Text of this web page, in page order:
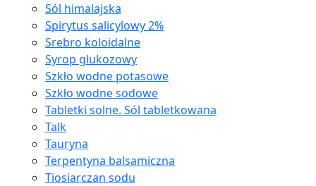
Sól himalajska
Spirytus salicylowy 2%
Srebro koloidalne
Syrop glukozowy
Szkło wodne potasowe
Szkło wodne sodowe
Tabletki solne. Sól tabletkowana
Talk
Tauryna
Terpentyna balsamiczna
Tiosiarczan sodu